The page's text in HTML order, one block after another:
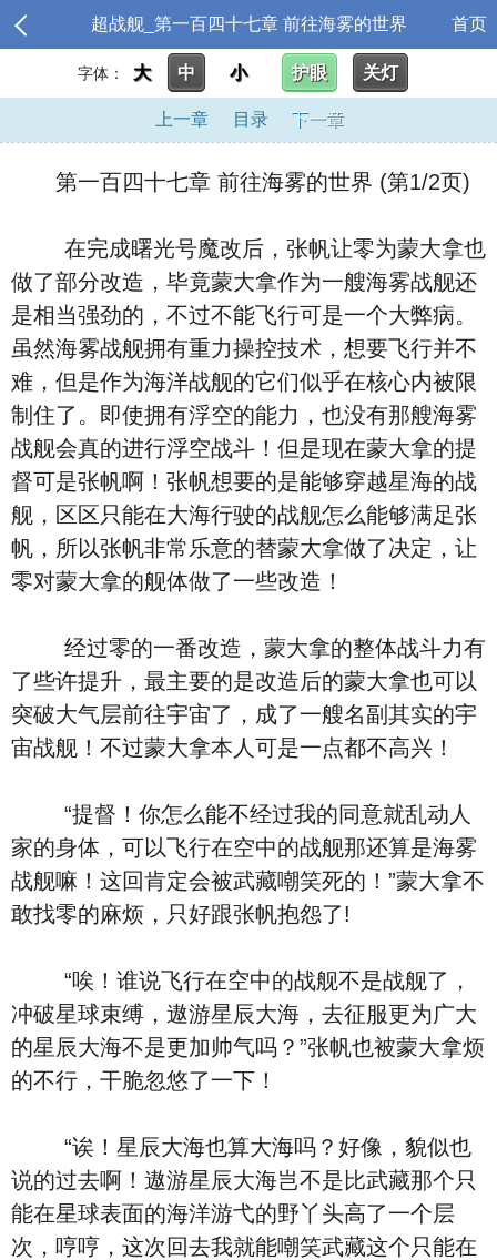
超战舰_第一百四十七章 前往海雾的世界 首页
字体： 大 中 小 护眼 关灯
上一章 目录 下一章
第一百四十七章 前往海雾的世界 (第1/2页)
在完成曙光号魔改后，张帆让零为蒙大拿也
做了部分改造，毕竟蒙大拿作为一艘海雾战舰还
是相当强劲的，不过不能飞行可是一个大弊病。
虽然海雾战舰拥有重力操控技术，想要飞行并不
难，但是作为海洋战舰的它们似乎在核心内被限
制住了。即使拥有浮空的能力，也没有那艘海雾
战舰会真的进行浮空战斗！但是现在蒙大拿的提
督可是张帆啊！张帆想要的是能够穿越星海的战
舰，区区只能在大海行驶的战舰怎么能够满足张
帆，所以张帆非常乐意的替蒙大拿做了决定，让
零对蒙大拿的舰体做了一些改造！
经过零的一番改造，蒙大拿的整体战斗力有
了些许提升，最主要的是改造后的蒙大拿也可以
突破大气层前往宇宙了，成了一艘名副其实的宇
宙战舰！不过蒙大拿本人可是一点都不高兴！
“提督！你怎么能不经过我的同意就乱动人
家的身体，可以飞行在空中的战舰那还算是海雾
战舰嘛！这回肯定会被武藏嘲笑死的！”蒙大拿不
敢找零的麻烦，只好跟张帆抱怨了!
“唉！谁说飞行在空中的战舰不是战舰了，
冲破星球束缚，遨游星辰大海，去征服更为广大
的星辰大海不是更加帅气吗？”张帆也被蒙大拿烦
的不行，干脆忽悠了一下！
“诶！星辰大海也算大海吗？好像，貌似也
说的过去啊！遨游星辰大海岂不是比武藏那个只
能在星球表面的海洋游弋的野丫头高了一个层
次，哼哼，这次回去我就能嘲笑武藏这个只能在